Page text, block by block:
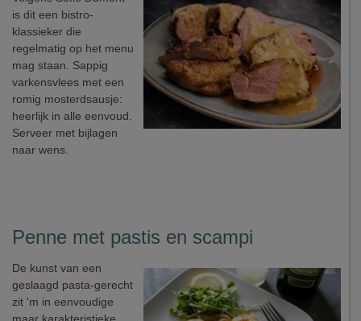
is dit een bistro-
klassieker die
regelmatig op het menu
mag staan. Sappig
varkensvlees met een
romig mosterdsausje:
heerlijk in alle eenvoud.
Serveer met bijlagen
naar wens.
Penne met pastis en scampi
De kunst van een
geslaagd pasta-gerecht
zit 'm in eenvoudige